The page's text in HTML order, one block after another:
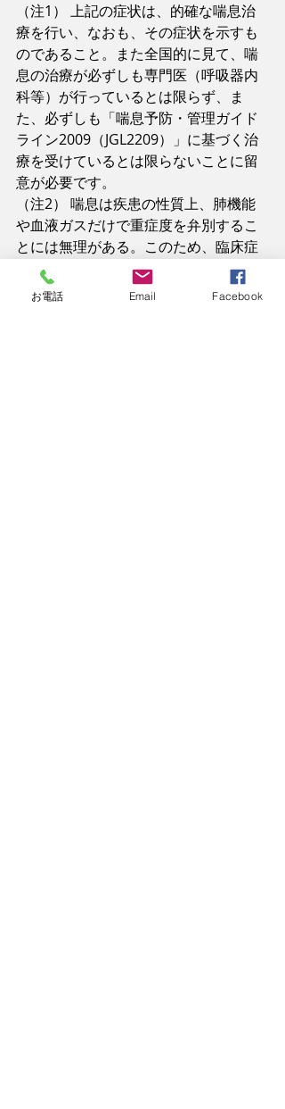
（注1） 上記の症状は、的確な喘息治
療を行い、なおも、その症状を示すも
のであること。また全国的に見て、喘
息の治療が必ずしも専門医（呼吸器内
科等）が行っているとは限らず、ま
た、必ずしも「喘息予防・管理ガイド
ライン2009（JGL2209）」に基づく治
療を受けているとは限らないことに留
意が必要です。
（注2） 喘息は疾患の性質上、肺機能
や血液ガスだけで重症度を弁別するこ
とには無理がある。このため、臨床症
状、治療内容を含めて総合的に判定す
る必要があります。
お電話 Email Facebook